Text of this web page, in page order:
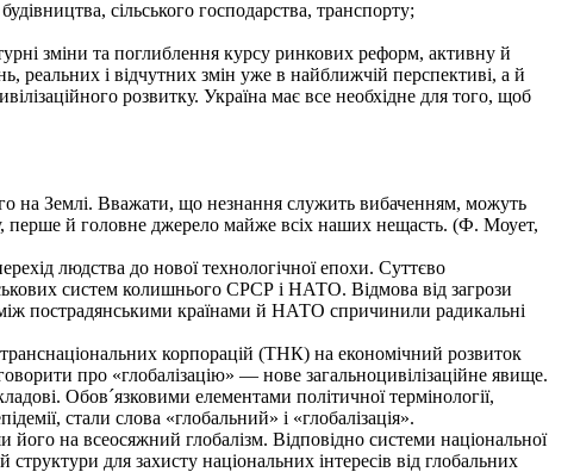
сільського господарства, транспорту;
зміни та поглиблення курсу ринкових реформ, активну й
реальних і відчутних змін уже в найближчій перспективі, а й
розвитку. Україна має все необхідне для того, щоб
на Землі. Вважати, що незнання служить вибаченням, можуть
перше й головне джерело майже всіх наших нещасть. (Ф. Моует,
людства до нової технологічної епохи. Суттєво
систем колишнього СРСР і НАТО. Відмова від загрози
між пострадянськими країнами й НАТО спричинили радикальні
корпорацій (ТНК) на економічний розвиток
про «глобалізацію» — нове загальноцивілізаційне явище.
Обов´язковими елементами політичної термінології,
стали слова «глобальний» і «глобалізація».
на всеосяжний глобалізм. Відповідно системи національної
структури для захисту національних інтересів від глобальних